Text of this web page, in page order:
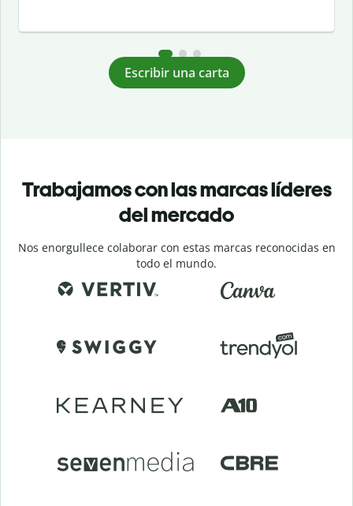
Escribir una carta
Trabajamos con las marcas líderes
del mercado
Nos enorgullece colaborar con estas marcas reconocidas en
todo el mundo.